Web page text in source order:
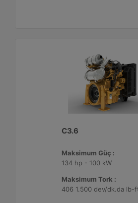
C3.6
Maksimum Güç :
134 hp - 100 kW
Maksimum Tork :